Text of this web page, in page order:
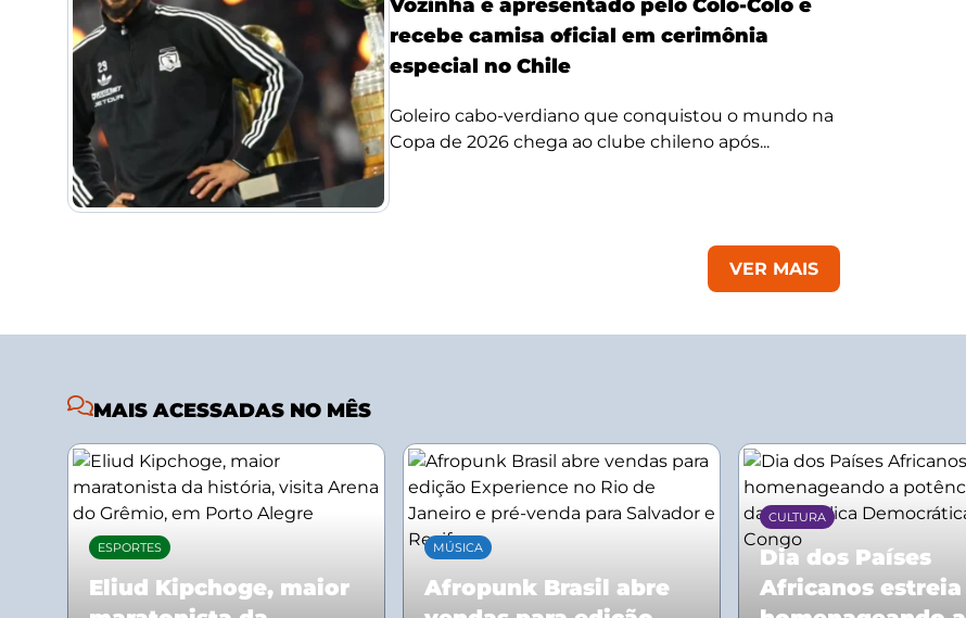
Vozinha é apresentado pelo Colo-Colo e
recebe camisa oficial em cerimônia
especial no Chile
Goleiro cabo-verdiano que conquistou o mundo na
Copa de 2026 chega ao clube chileno após...
VER MAIS
MAIS ACESSADAS NO MÊS
ESPORTES
Eliud Kipchoge, maior
MÚSICA
Afropunk Brasil abre
CULTURA
Dia dos Países
Africanos estreia